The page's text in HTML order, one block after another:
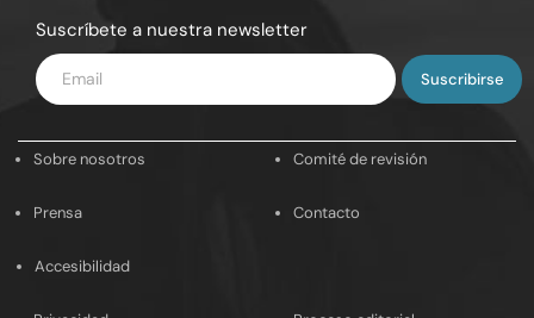
Suscríbete a nuestra newsletter
Introduce
tu
Sobre nosotros Comité de revisión
Prensa Contacto
Accesibilidad